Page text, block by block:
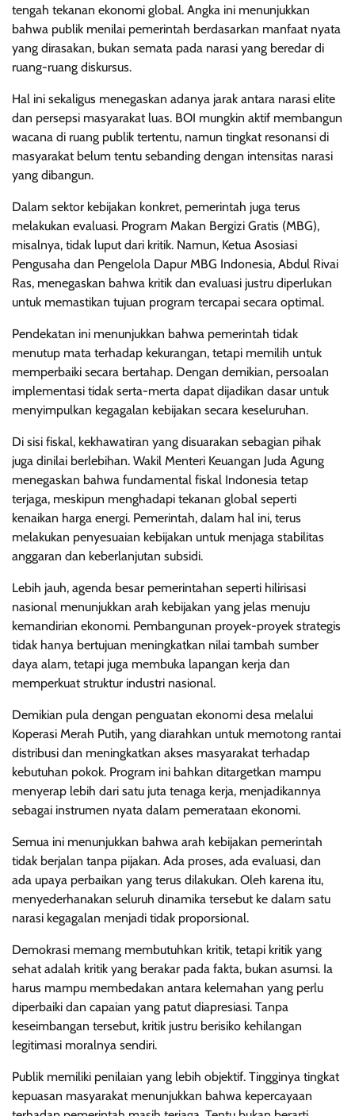
tengah tekanan ekonomi global. Angka ini menunjukkan
bahwa publik menilai pemerintah berdasarkan manfaat nyata
yang dirasakan, bukan semata pada narasi yang beredar di
ruang-ruang diskursus.
Hal ini sekaligus menegaskan adanya jarak antara narasi elite
dan persepsi masyarakat luas. BOI mungkin aktif membangun
wacana di ruang publik tertentu, namun tingkat resonansi di
masyarakat belum tentu sebanding dengan intensitas narasi
yang dibangun.
Dalam sektor kebijakan konkret, pemerintah juga terus
melakukan evaluasi. Program Makan Bergizi Gratis (MBG),
misalnya, tidak luput dari kritik. Namun, Ketua Asosiasi
Pengusaha dan Pengelola Dapur MBG Indonesia, Abdul Rivai
Ras, menegaskan bahwa kritik dan evaluasi justru diperlukan
untuk memastikan tujuan program tercapai secara optimal.
Pendekatan ini menunjukkan bahwa pemerintah tidak
menutup mata terhadap kekurangan, tetapi memilih untuk
memperbaiki secara bertahap. Dengan demikian, persoalan
implementasi tidak serta-merta dapat dijadikan dasar untuk
menyimpulkan kegagalan kebijakan secara keseluruhan.
Di sisi fiskal, kekhawatiran yang disuarakan sebagian pihak
juga dinilai berlebihan. Wakil Menteri Keuangan Juda Agung
menegaskan bahwa fundamental fiskal Indonesia tetap
terjaga, meskipun menghadapi tekanan global seperti
kenaikan harga energi. Pemerintah, dalam hal ini, terus
melakukan penyesuaian kebijakan untuk menjaga stabilitas
anggaran dan keberlanjutan subsidi.
Lebih jauh, agenda besar pemerintahan seperti hilirisasi
nasional menunjukkan arah kebijakan yang jelas menuju
kemandirian ekonomi. Pembangunan proyek-proyek strategis
tidak hanya bertujuan meningkatkan nilai tambah sumber
daya alam, tetapi juga membuka lapangan kerja dan
memperkuat struktur industri nasional.
Demikian pula dengan penguatan ekonomi desa melalui
Koperasi Merah Putih, yang diarahkan untuk memotong rantai
distribusi dan meningkatkan akses masyarakat terhadap
kebutuhan pokok. Program ini bahkan ditargetkan mampu
menyerap lebih dari satu juta tenaga kerja, menjadikannya
sebagai instrumen nyata dalam pemerataan ekonomi.
Semua ini menunjukkan bahwa arah kebijakan pemerintah
tidak berjalan tanpa pijakan. Ada proses, ada evaluasi, dan
ada upaya perbaikan yang terus dilakukan. Oleh karena itu,
menyederhanakan seluruh dinamika tersebut ke dalam satu
narasi kegagalan menjadi tidak proporsional.
Demokrasi memang membutuhkan kritik, tetapi kritik yang
sehat adalah kritik yang berakar pada fakta, bukan asumsi. Ia
harus mampu membedakan antara kelemahan yang perlu
diperbaiki dan capaian yang patut diapresiasi. Tanpa
keseimbangan tersebut, kritik justru berisiko kehilangan
legitimasi moralnya sendiri.
Publik memiliki penilaian yang lebih objektif. Tingginya tingkat
kepuasan masyarakat menunjukkan bahwa kepercayaan